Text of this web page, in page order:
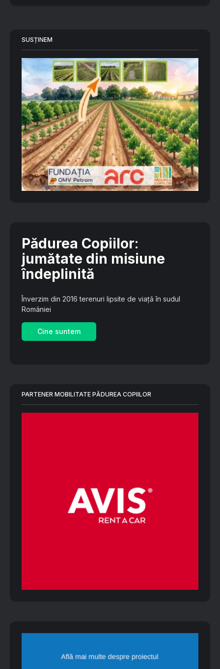
SUSȚINEM
Pădurea Copiilor:
jumătate din misiune
îndeplinită
Înverzim din 2016 terenuri lipsite de viață în sudul
României
Cine suntem
PARTENER MOBILITATE PĂDUREA COPIILOR